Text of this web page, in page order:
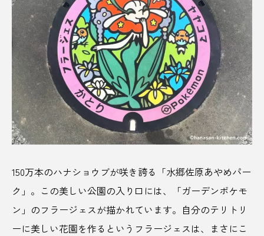
柳川市 柳田國男 栃木 栃木県
格式 桂雀太 桃の節句 桃太楼
桑名市 梅 梅酒 植木スイカ
楽天大学 橙 機関車 檀林
欧州 歴史 歴史ロマン 歴史博物館
泉都乃湯 注染 洞窟 津市
150万本のハナショウブが咲き誇る「水郷佐原あやめパー
ク」。この美しい公園の入り口には、「ガーデンポケモ
ン」のフラージェスが描かれています。自分のテリトリ
ーに美しい花園を作るというフラージェスは、まさにこ